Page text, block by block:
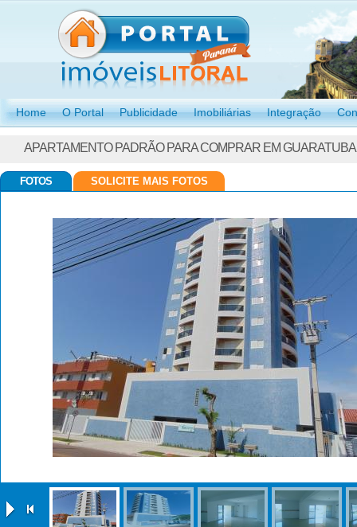
Home O Portal Publicidade Imobiliárias Integração
APARTAMENTO PADRÃO PARA COMPRAR EM
FOTOS SOLICITE MAIS FOTOS